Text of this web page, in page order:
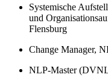
Systemische
und
Flensburg
Change Manager,
NLP-Master